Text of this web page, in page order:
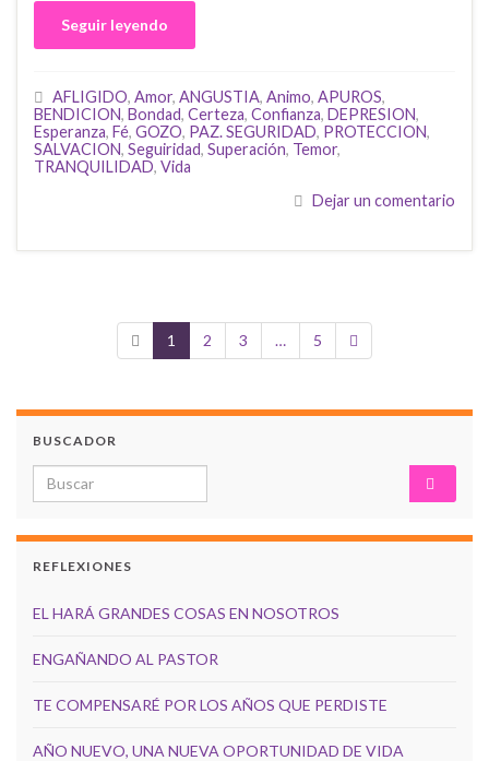
Seguir leyendo
AFLIGIDO, Amor, ANGUSTIA, Animo, APUROS,
BENDICION, Bondad, Certeza, Confianza, DEPRESION,
Esperanza, Fé, GOZO, PAZ. SEGURIDAD, PROTECCION,
SALVACION, Seguiridad, Superación, Temor,
TRANQUILIDAD, Vida
Dejar un comentario
1 2 3 … 5
BUSCADOR
Search for:
REFLEXIONES
EL HARÁ GRANDES COSAS EN NOSOTROS
ENGAÑANDO AL PASTOR
TE COMPENSARÉ POR LOS AÑOS QUE PERDISTE
AÑO NUEVO, UNA NUEVA OPORTUNIDAD DE VIDA